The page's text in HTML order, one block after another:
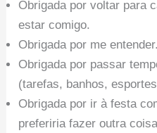
Obrigada por voltar para
estar comigo.
Obrigada por me entender.
Obrigada por passar
(tarefas, banhos,
Obrigada por ir à festa
preferiria fazer outra